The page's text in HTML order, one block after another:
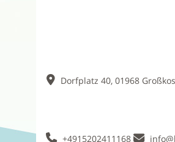
Dorfplatz 40, 01968
+4915202411168